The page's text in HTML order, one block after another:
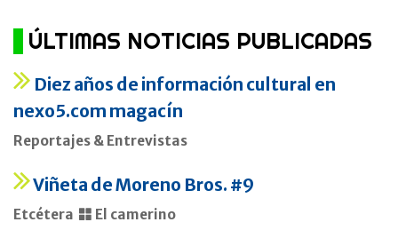
ÚLTIMAS NOTICIAS PUBLICADAS
Diez años de información cultural en
nexo5.com magacín
Reportajes & Entrevistas
Viñeta de Moreno Bros. #9
Etcétera El camerino